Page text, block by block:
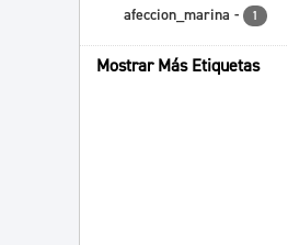
afeccion_marina - 1
Mostrar Más Etiquetas